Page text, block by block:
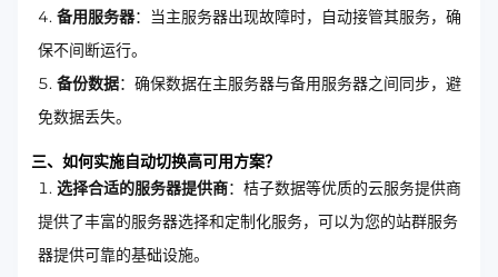
备用服务器：当主服务器出现故障时，自动接管其服务，确
保不间断运行。
备份数据：确保数据在主服务器与备用服务器之间同步，避
免数据丢失。
三、如何实施自动切换高可用方案？
选择合适的服务器提供商：桔子数据等优质的云服务提供商
提供了丰富的服务器选择和定制化服务，可以为您的站群服务
器提供可靠的基础设施。